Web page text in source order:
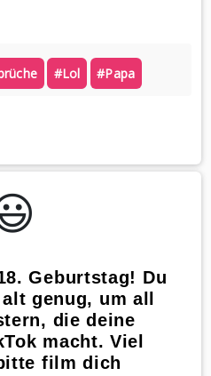
#lol #papa
Geburtstag! Du
genug, um all
die deine
macht. Viel
film dich